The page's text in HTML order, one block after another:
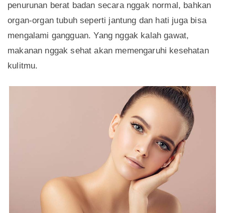
penurunan berat badan secara nggak normal, bahkan
organ-organ tubuh seperti jantung dan hati juga bisa
mengalami gangguan. Yang nggak kalah gawat,
makanan nggak sehat akan memengaruhi kesehatan
kulitmu.